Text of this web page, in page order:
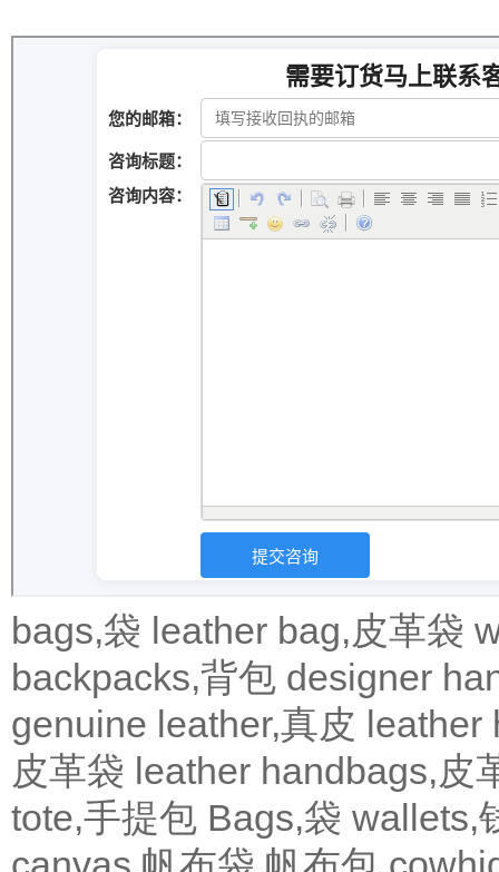
bags,袋 leather bag,皮革袋
backpacks,背包 designer
genuine leather,真皮 leather
皮革袋 leather handbags,皮
tote,手提包 Bags,袋 wallets,